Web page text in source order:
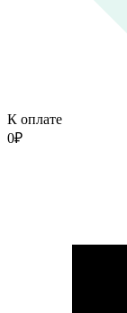
К оплате
0₽